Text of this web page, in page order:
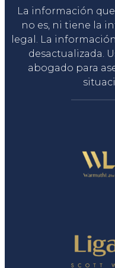
La información
no es, ni tiene la
legal. La
desactualizada.
abogado para